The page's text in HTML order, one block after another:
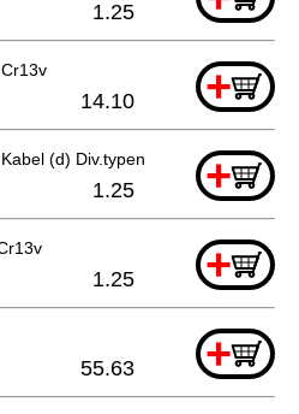
1.25
+
14.10
(d) Div.typen, Cm9uby, G23ss
+
1.25
+
1.25
+
55.63